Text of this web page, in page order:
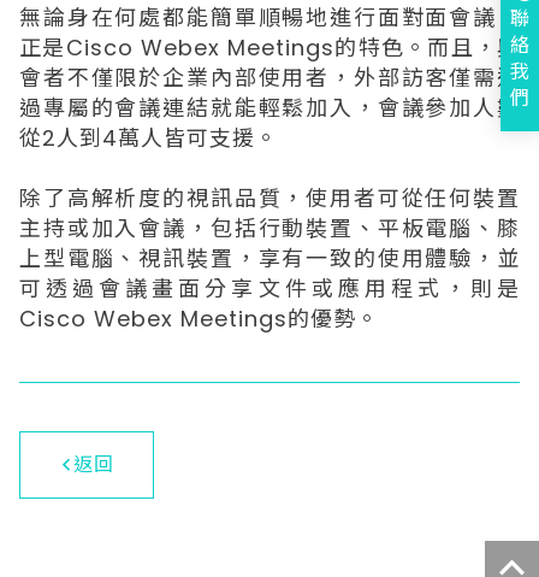
無論身在何處都能簡單順暢地進行面對面會議，
正是Cisco Webex Meetings的特色。而且，與
會者不僅限於企業內部使用者，外部訪客僅需透
過專屬的會議連結就能輕鬆加入，會議參加人數
從2人到4萬人皆可支援。
除了高解析度的視訊品質，使用者可從任何裝置
主持或加入會議，包括行動裝置、平板電腦、膝
上型電腦、視訊裝置，享有一致的使用體驗，並
可透過會議畫面分享文件或應用程式，則是
Cisco Webex Meetings的優勢。
返回
聯
絡
我
們